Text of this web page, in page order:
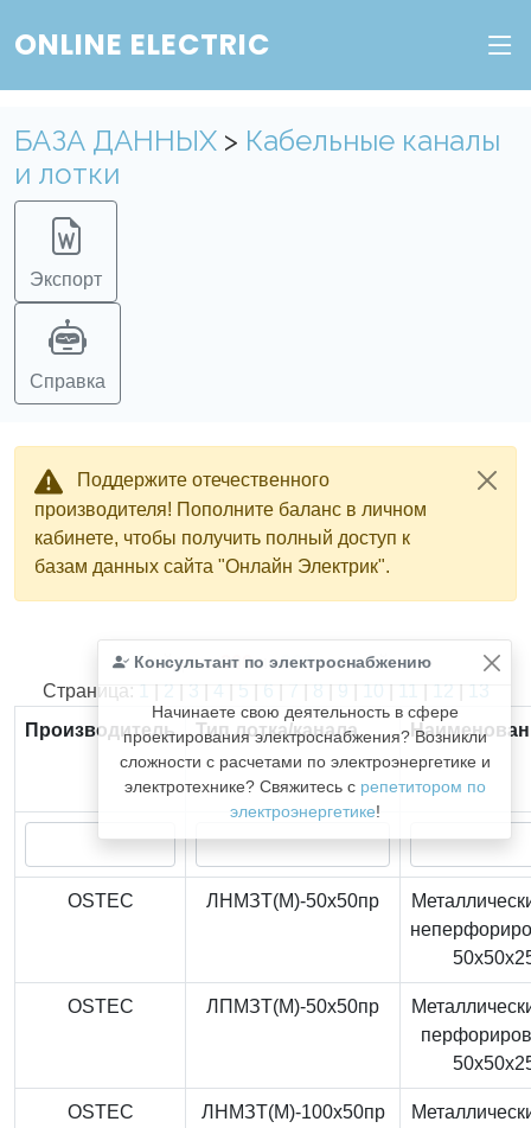
ONLINE ELECTRIC
БАЗА ДАННЫХ > Кабельные каналы
и лотки
Экспорт
Справка
Поддержите отечественного
производителя! Пополните баланс в личном
кабинете, чтобы получить полный доступ к
базам данных сайта "Онлайн Электрик".
Консультант по электроснабжению
Начинаете свою деятельность в сфере
проектирования электроснабжения? Возникли
сложности с расчетами по электроэнергетике и
электротехнике? Свяжитесь с репетитором по
электроэнергетике!
Найдено366из366записей.
Страница: 1 | 2 | 3 | 4 | 5 | 6 | 7 | 8 | 9 | 10 | 11 | 12 | 13
Производитель
Тип лотка/канала
OSTEC ЛНМЗТ(М)-50x50пр
OSTEC ЛПМЗТ(М)-50x50пр
OSTEC ЛНМЗТ(М)-100x50пр
Веб-сервис "Онлайн Электрик"
получить доступ ко всем сервисам "Онлайн